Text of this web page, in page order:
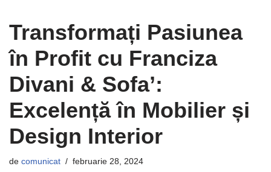
Transformați Pasiunea
în Profit cu Franciza
Divani & Sofa’:
Excelență în Mobilier și
Design Interior
de comunicat februarie 28, 2024